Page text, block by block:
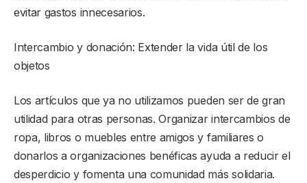
evitar gastos innecesarios.
Intercambio y donación: Extender la vida útil de los
objetos
Los artículos que ya no utilizamos pueden ser de gran
utilidad para otras personas. Organizar intercambios de
ropa, libros o muebles entre amigos y familiares o
donarlos a organizaciones benéficas ayuda a reducir el
desperdicio y fomenta una comunidad más solidaria.